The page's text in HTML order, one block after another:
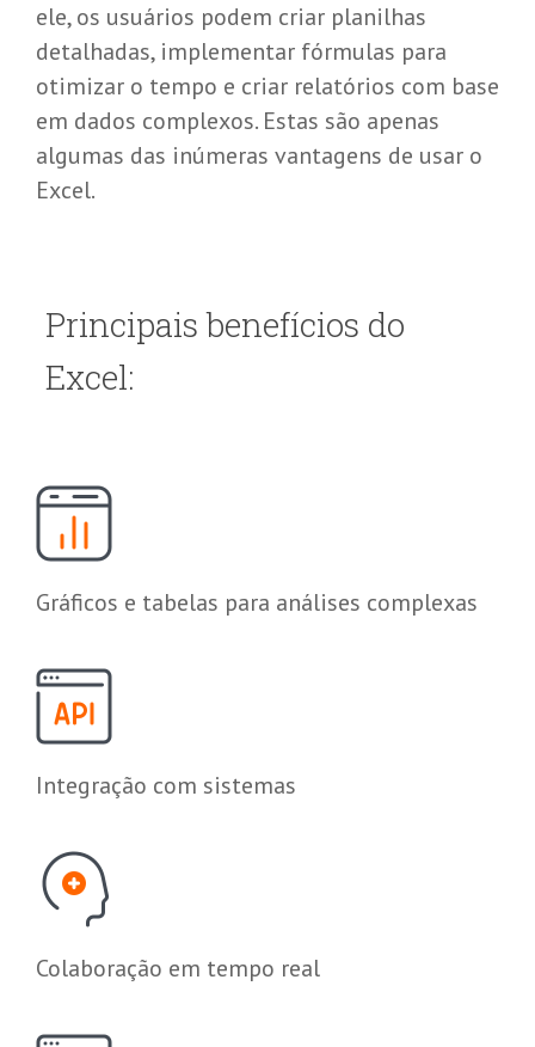
ele, os usuários podem criar planilhas
detalhadas, implementar fórmulas para
otimizar o tempo e criar relatórios com base
em dados complexos. Estas são apenas
algumas das inúmeras vantagens de usar o
Excel.
Principais benefícios do
Excel:
Gráficos e tabelas para análises complexas
Integração com sistemas
Colaboração em tempo real